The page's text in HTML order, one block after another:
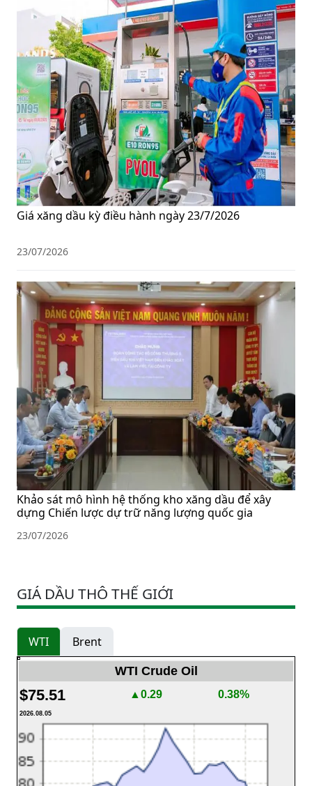
Giá xăng dầu kỳ điều hành ngày 23/7/2026
23/07/2026
Khảo sát mô hình hệ thống kho xăng dầu để xây
dựng Chiến lược dự trữ năng lượng quốc gia
23/07/2026
GIÁ DẦU THÔ THẾ GIỚI
WTI Brent
WTI Crude Oil
$75.51 ▲0.29 0.38%
2026.08.05